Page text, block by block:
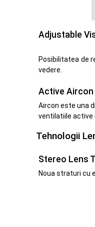
Adjustable
Posibilitatea de
vedere.
Active Aircon
Aircon este una
ventilatiile active
Tehnologii
Stereo Lens
Noua straturi cu